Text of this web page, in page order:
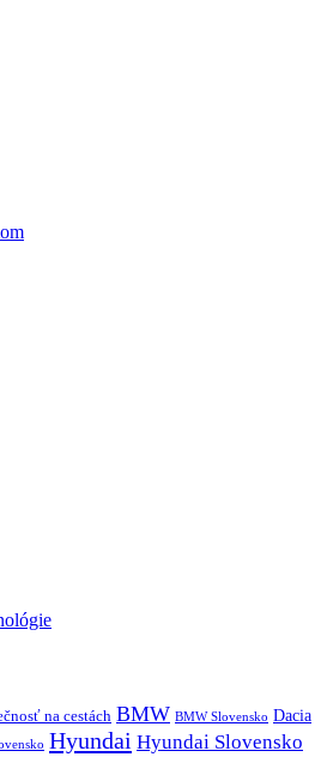
na cestách BMW BMW Slovensko Dacia
Hyundai Hyundai Slovensko